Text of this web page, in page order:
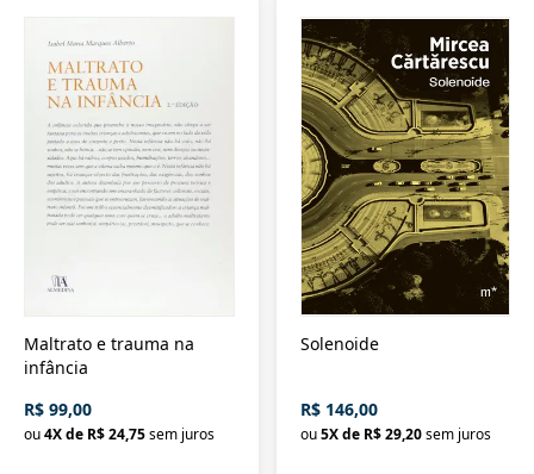
Maltrato e trauma na
infância
R$ 99,00
ou4X de R$ 24,75sem juros
Solenoide
R$ 146,00
ou 5X de R$ 29,20 sem juros